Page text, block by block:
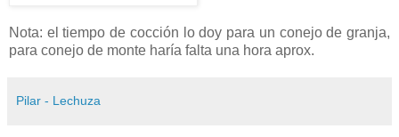
Nota: el tiempo de cocción lo doy para un conejo de granja,
para conejo de monte haría falta una hora aprox.
Pilar - Lechuza